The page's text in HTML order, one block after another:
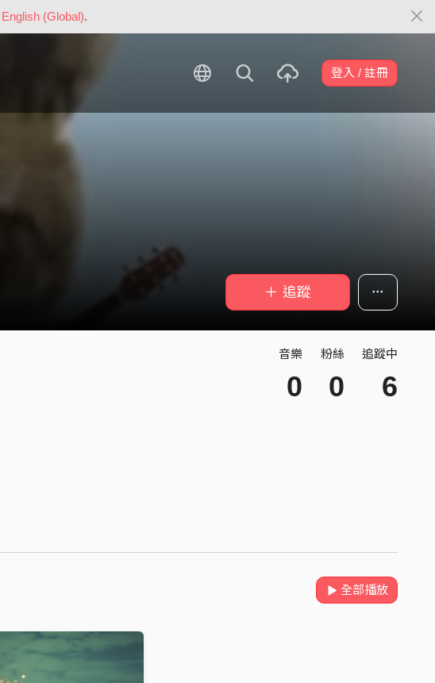
English (Global).
登入 / 註冊
＋ 追蹤
音樂
0
粉絲
0
追蹤中
6
全部播放